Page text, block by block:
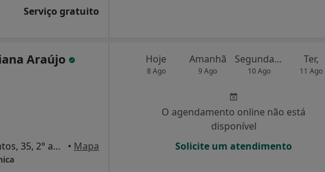
Serviço gratuito
Araújo
Alameda dos Descobrimentos, 35, 2° andar, Vila Do Conde • Mapa
Hoje
8 Ago
Amanhã
9 Ago
Segunda-feira
10 Ago
Ter,
11 Ago
O agendamento online não está
disponível
Solicite um atendimento